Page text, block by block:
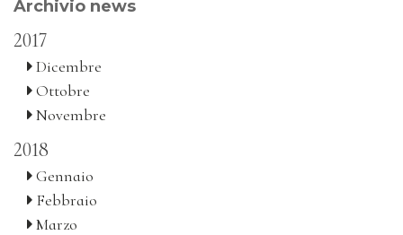
Archivio news
2017
Dicembre
Ottobre
Novembre
2018
Gennaio
Febbraio
Marzo